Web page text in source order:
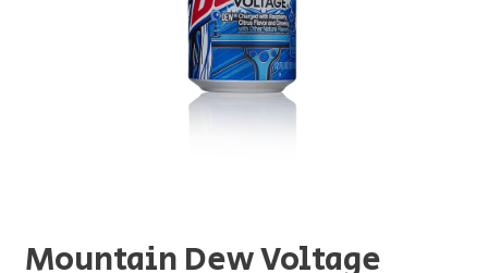
Mountain Dew Voltage